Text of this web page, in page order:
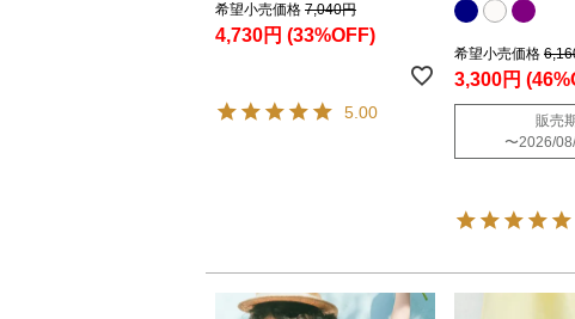
希望小売価格 7,040円
4,730円 (33%OFF)
5.00
希望小売価格
3,300円
販売
〜2026/